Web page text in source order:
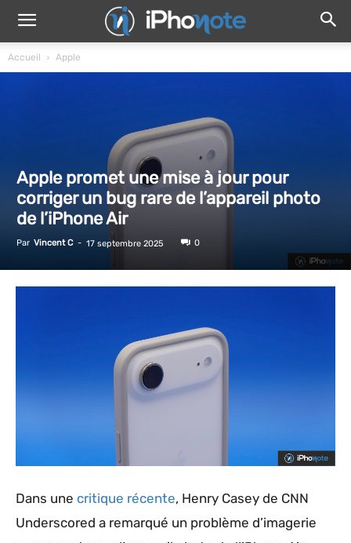
Accueil Apple
Apple promet une mise à jour pour
corriger un bug rare de l’appareil photo
de l’iPhone Air
Par Vincent C - 17 septembre 2025 0
Dans une critique récente, Henry Casey de CNN
Underscored a remarqué un problème d’imagerie